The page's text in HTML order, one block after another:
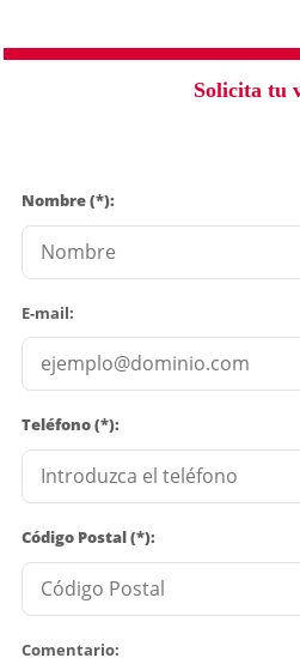
Solicita tu
Nombre (*):
E-mail:
Teléfono (*):
Código Postal (*):
Comentario: